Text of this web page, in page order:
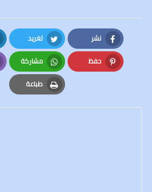
نشر
Facebook
تغريد
Twitter
حفظ
Pinterest
مشاركة
Whatsapp
طباعة
Print